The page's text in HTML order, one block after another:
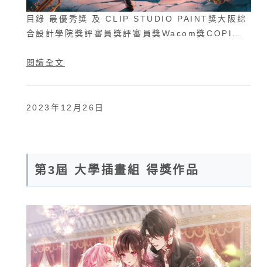
目錄 最優秀獎 及 CLIP STUDIO PAINT獎大阪綜
合設計學院獎評審員獎評審員獎Wacom獎COPI…
閱讀全文
2023年12月26日
第3屆 大學插畫組 得獎作品